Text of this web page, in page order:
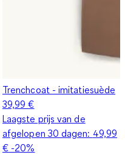
Trenchcoat - imitatiesuède
39,99 €
Laagste prijs van de
afgelopen 30 dagen: 49,99
€ -20%